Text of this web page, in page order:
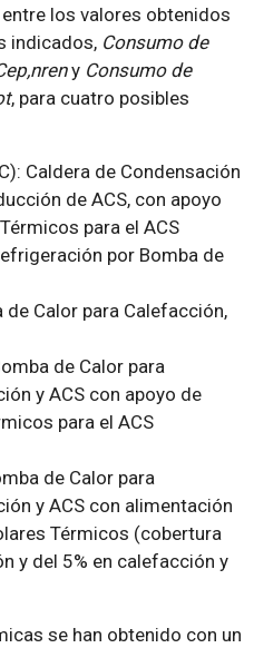
los valores obtenidos
indicados, Consumo de
ep,nreny Consumo de
, para cuatro posibles
Caldera de Condensación
de ACS, con apoyo
para el ACS
por Bomba de
de Calor para Calefacción,
de Calor para
y ACS con apoyo de
para el ACS
de Calor para
y ACS con alimentación
Térmicos (cobertura
y del 5% en calefacción y
se han obtenido con un